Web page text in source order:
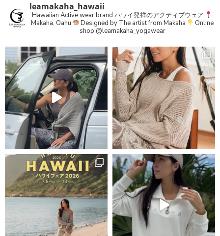
leamakaha_hawaii
Hawaiian Active wear brand ハワイ発祥のアクティブウェア
Makaha, Oahu
Designed by The artist from Makaha
Online
shop @leamakaha_yogawear